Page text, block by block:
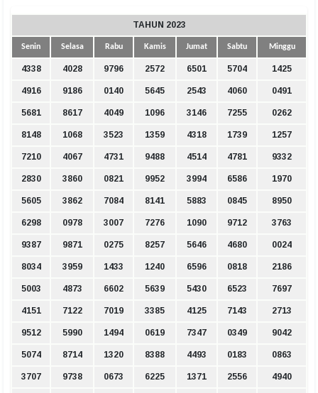
TAHUN 2023
Senin Selasa Rabu Kamis Jumat Sabtu Minggu
4338 4028 9796 2572 6501 5704 1425
4916 9186 0140 5645 2543 4060 0491
5681 8617 4049 1096 3146 7255 0262
8148 1068 3523 1359 4318 1739 1257
7210 4067 4731 9488 4514 4781 9332
2830 3860 0821 9952 3994 6586 1970
5605 3862 7084 8141 5883 0845 8950
6298 0978 3007 7276 1090 9712 3763
9387 9871 0275 8257 5646 4680 0024
8034 3959 1433 1240 6596 0818 2186
5003 4873 6602 5639 5430 6523 7697
4151 7122 7019 3385 4125 7143 2713
9512 5990 1494 0619 7347 0349 9042
5074 8714 1320 8388 4493 0183 0863
3707 9738 0673 6225 1371 2556 4940